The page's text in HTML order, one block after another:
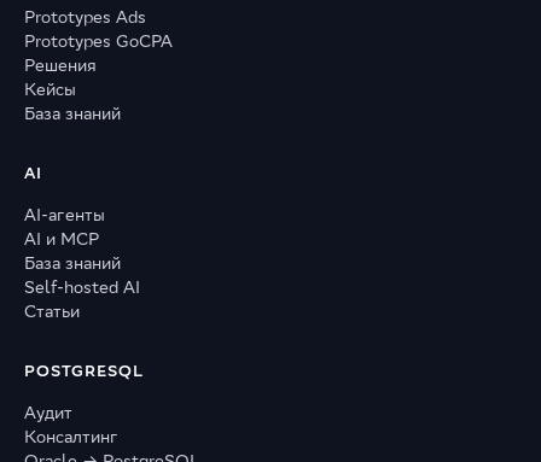
Prototypes Ads
Prototypes GoCPA
Решения
Кейсы
База знаний
AI
AI-агенты
AI и MCP
База знаний
Self-hosted AI
Статьи
POSTGRESQL
Аудит
Консалтинг